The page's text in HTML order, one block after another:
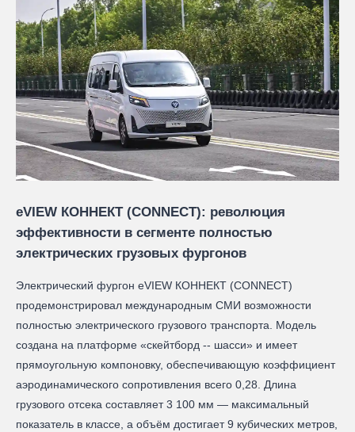
eVIEW КОННЕКТ (CONNECT): революция
эффективности в сегменте полностью
электрических грузовых фургонов
Электрический фургон eVIEW КОННЕКТ (CONNECT)
продемонстрировал международным СМИ возможности
полностью электрического грузового транспорта. Модель
создана на платформе «скейтборд -- шасси» и имеет
прямоугольную компоновку, обеспечивающую коэффициент
аэродинамического сопротивления всего 0,28. Длина
грузового отсека составляет 3 100 мм — максимальный
показатель в классе, а объём достигает 9 кубических метров,